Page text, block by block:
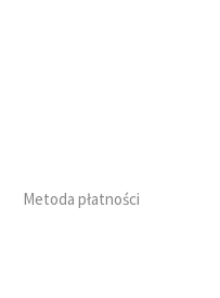
Metoda płatności